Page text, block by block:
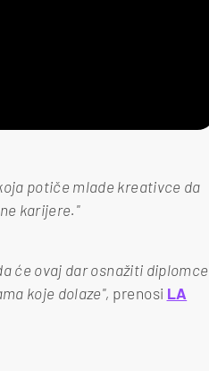
potiče mlade kreativce da
karijere."
će ovaj dar osnažiti diplomce
koje dolaze", prenosi LA